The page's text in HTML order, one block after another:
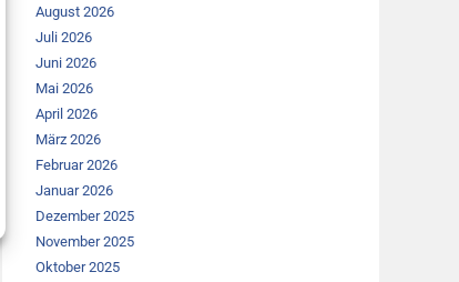
August 2026
Juli 2026
Juni 2026
Mai 2026
April 2026
März 2026
Februar 2026
Januar 2026
Dezember 2025
November 2025
Oktober 2025